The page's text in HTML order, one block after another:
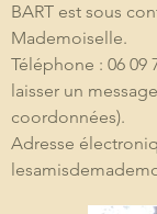
BART est sous
Mademoiselle.
Téléphone : 06 09
laisser un
coordonnées).
Adresse